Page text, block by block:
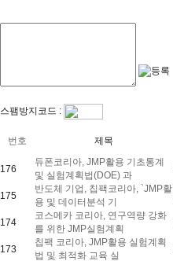
스팸방지코드 :
번호 제목
176
듀폰코리아, JMP활용 기초통계
및 실험계획법(DOE) 과
175
반도체 기업, 칩팩코리아, `JMP활
용 및 데이터분석 기
174
코스메카 코리아, 연구역량 강화
를 위한 JMP실험계획
173
칩팩 코리아, JMP활용 실험계획
법 및 최적화 교육 실